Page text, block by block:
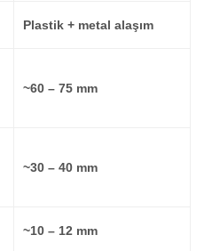
Plastik + metal alaşım
~60 – 75 mm
~30 – 40 mm
~10 – 12 mm